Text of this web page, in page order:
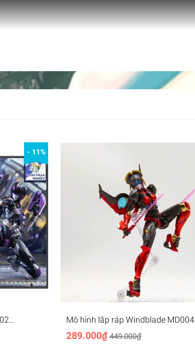
- 11%
Mô hình lắp ráp Windblade MD004
Transformer Xiaofeng
289.000₫ 449.000₫